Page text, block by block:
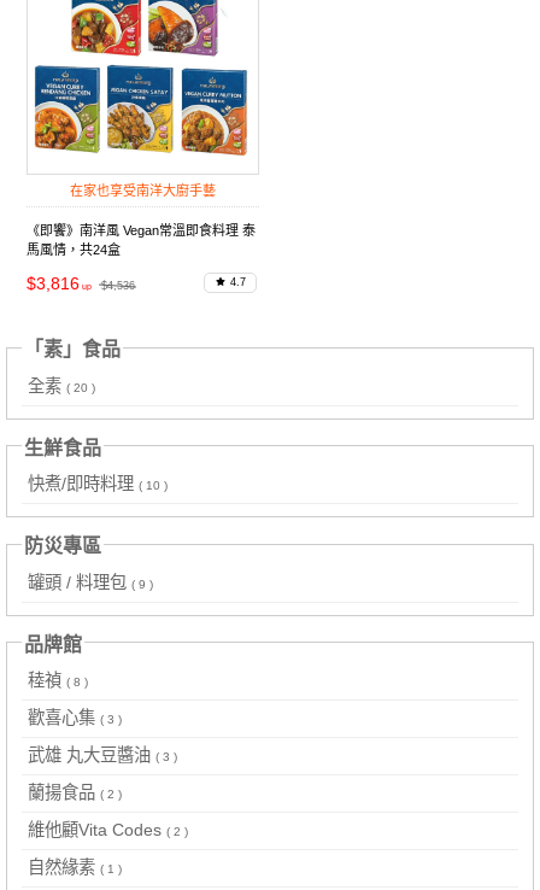
在家也享受南洋大廚手藝
《即饗》南洋風 Vegan常溫即食料理 泰
馬風情，共24盒
$3,816 $4,536 4.7
「素」食品
全素 ( 20 )
生鮮食品
快煮/即時料理 ( 10 )
防災專區
罐頭 / 料理包 ( 9 )
品牌館
稑禎 ( 8 )
歡喜心集 ( 3 )
武雄 丸大豆醬油 ( 3 )
蘭揚食品 ( 2 )
維他顧Vita Codes ( 2 )
自然緣素 ( 1 )